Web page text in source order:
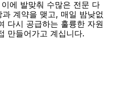
에 발맞춰 수많은 전문 다
계약을 맺고, 매일 밤낮없
다시 공급하는 훌륭한 자원
만들어가고 계십니다.